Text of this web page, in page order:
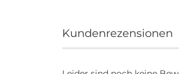
Kundenrezensionen